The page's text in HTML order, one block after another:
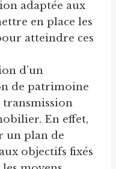
adaptée aux
en place les
atteindre ces
d’un
de patrimoine
En effet,
un plan de
objectifs fixés